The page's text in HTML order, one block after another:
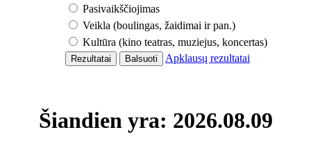
Pasivaikščiojimas
Veikla (boulingas, žaidimai ir pan.)
Kultūra (kino teatras, muziejus, koncertas)
Apklausų rezultatai
Šiandien yra: 2026.08.09